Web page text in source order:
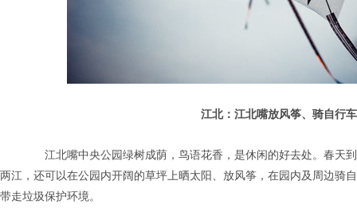
江北：江北嘴放风筝、骑自行车
江北嘴中央公园绿树成荫，鸟语花香，是休闲的好去处。春天
两江，还可以在公园内开阔的草坪上晒太阳、放风筝，在园内及周边骑
带走垃圾保护环境。